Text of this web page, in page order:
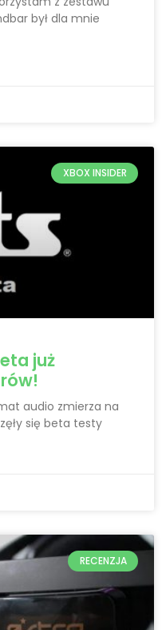
był dla mnie
XBOX INSIDER
już
audio zmierza na
się beta testy
RECENZJA